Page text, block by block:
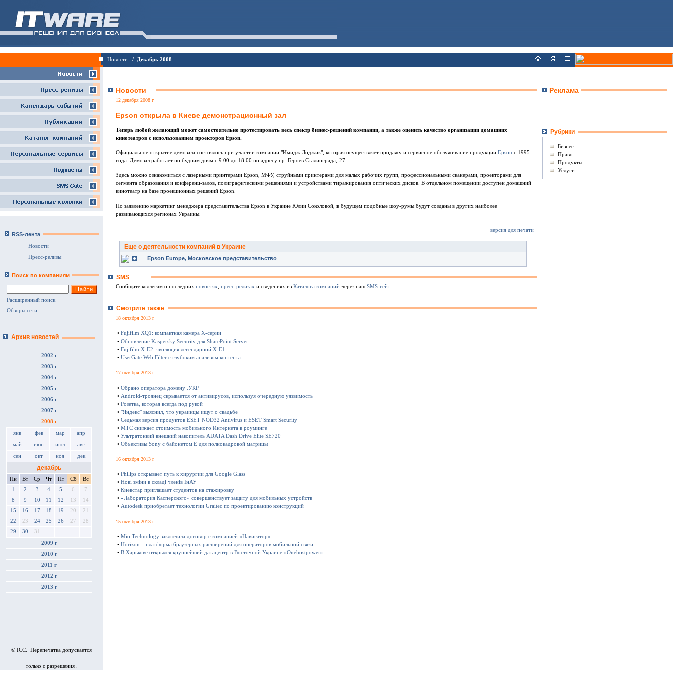
Новости / Декабрь 2008
RSS-лента
Новости
Пресс-релизы
Поиск по компаниям
Расширенный поиск
Обзоры сети
Архив новостей
2002 г
2003 г
2004 г
2005 г
2006 г
2007 г
2008 г
янв фев мар апр
май июн июл авг
сен окт ноя дек
декабрь
Пн Вт Ср Чт Пт Сб
Вс
1
2 3 4 5 6
7
8
9 10 11 12 13
14
15
16 17 18 19 20
21
22
23 24 25 26 27
28
29
30 31
2009 г
2010 г
2011 г
2012 г
2013 г
© ICC. Перепечатка допускается
только с разрешения .
Новости
12 декабря 2008 г
Epson открыла в Киеве демонстрационный зал
Теперь любой желающий может самостоятельно протестировать весь спектр бизнес-решений компании, а также оценить качество организации домашних
кинотеатров с использованием проекторов Epson.
Официальное открытие демозала состоялось при участии компании "Имидж Лоджик", которая осуществляет продажу и сервисное обслуживание продукции Epson с 1995
года. Демозал работает по будним дням с 9:00 до 18:00 по адресу пр. Героев Сталинграда, 27.
Здесь можно ознакомиться с лазерными принтерами Epson, МФУ, струйными принтерами для малых рабочих групп, профессиональными сканерами, проекторами для
сегмента образования и конференц-залов, полиграфическими решениями и устройствами тиражирования оптических дисков. В отдельном помещении доступен домашний
кинотеатр на базе проекционных решений Epson.
По заявлению маркетинг менеджера представительства Epson в Украине Юлии Соколовой, в будущем подобные шоу-румы будут созданы в других наиболее
развивающихся регионах Украины.
версия для печати
Еще о деятельности компаний в Украине
Epson Europe, Московское представительство
SMS
Сообщите коллегам о последних новостях, пресс-релизах и сведениях из Каталога компаний через нашSMS-гейт.
Смотрите также
18 октября 2013 г
• Fujifilm XQ1: компактная камера Х-серии
• Обновление Kaspersky Security для SharePoint Server
• Fujifilm X-E2: эволюция легендарной X-E1
• UserGate Web Filter с глубоким анализом контента
17 октября 2013 г
• Обрано оператора домену .УКР
• Android-троянец скрывается от антивирусов, используя очередную уязвимость
• Розетка, которая всегда под рукой
• "Яндекс" выяснил, что украинцы ищут о свадьбе
• Седьмая версия продуктов ESET NOD32 Antivirus и ESET Smart Security
• МТС снижает стоимость мобильного Интернета в роуминге
• Ультратонкий внешний накопитель ADATA Dash Drive Elite SE720
• Объективы Sony с байонетом E для полнокадровой матрицы
16 октября 2013 г
• Philips открывает путь к хирургии для Google Glass
• Нові зміни в складі членів ІнАУ
• Киевстар приглашает студентов на стажировку
• «Лаборатория Касперского» совершенствует защиту для мобильных устройств
• Autodesk приобретает технологии Graitec по проектированию конструкций
15 октября 2013 г
• Mio Technology заключила договор с компанией «Навигатор»
• Horizon – платформа браузерных расширений для операторов мобильной связи
• В Харькове открылся крупнейший датацентр в Восточной Украине «Onehostpower»
Реклама
Рубрики
Бизнес
Право
Продукты
Услуги